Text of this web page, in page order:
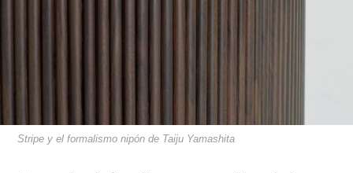
Stripe y el formalismo nipón de Taiju Yamashita